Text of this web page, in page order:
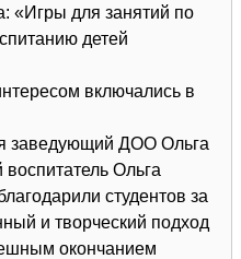
«Игры для занятий по
детей
включались в
заведующий ДОО Ольга
Ольга
студентов за
и творческий подход
окончанием